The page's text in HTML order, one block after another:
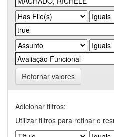
Retornar valores
Adicionar filtros:
Utilizar filtros para refinar o